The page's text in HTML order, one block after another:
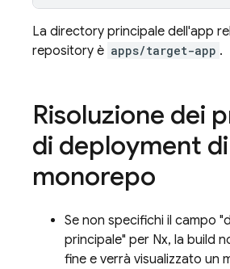
La directory principale dell'app
repository è apps/target-app .
Risoluzione dei
di deployment di
monorepo
Se non specifichi il campo
principale" per Nx, la build
fine e verrà visualizzato un